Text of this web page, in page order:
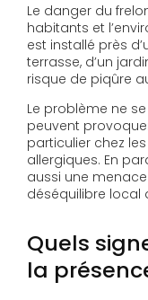
Le danger du
habitants et
est installé près
terrasse, d’un
risque de piqûre
Le problème ne
peuvent
particulier chez
allergiques. En
aussi une
déséquilibre local
Quels
la